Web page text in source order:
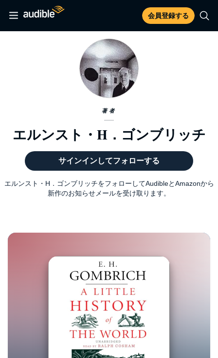
会員登録する
著者
エルンスト・H．ゴンブリッチ
サインインしてフォローする
エルンスト・H．ゴンブリッチをフォローしてAudibleとAmazonから
新作のお知らせメールを受け取ります。